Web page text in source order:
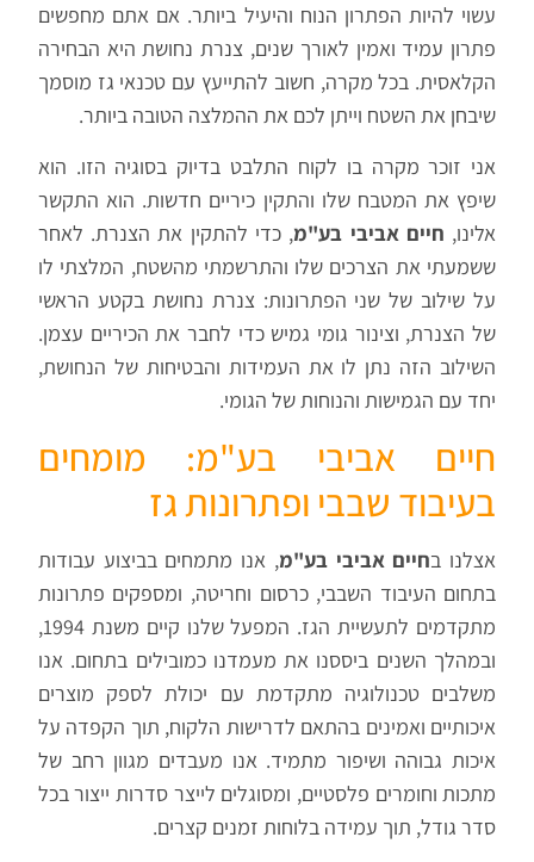
עשוי להיות הפתרון הנוח והיעיל ביותר. אם אתם מחפשים
פתרון עמיד ואמין לאורך שנים, צנרת נחושת היא הבחירה
הקלאסית. בכל מקרה, חשוב להתייעץ עם טכנאי גז מוסמך
שיבחן את השטח וייתן לכם את ההמלצה הטובה ביותר.
אני זוכר מקרה בו לקוח התלבט בדיוק בסוגיה הזו. הוא
שיפץ את המטבח שלו והתקין כיריים חדשות. הוא התקשר
אלינו, חיים אביבי בע"מ, כדי להתקין את הצנרת. לאחר
ששמעתי את הצרכים שלו והתרשמתי מהשטח, המלצתי לו
על שילוב של שני הפתרונות: צנרת נחושת בקטע הראשי
של הצנרת, וצינור גומי גמיש כדי לחבר את הכיריים עצמן.
השילוב הזה נתן לו את העמידות והבטיחות של הנחושת,
יחד עם הגמישות והנוחות של הגומי.
חיים אביבי בע"מ: מומחים
בעיבוד שבבי ופתרונות גז
אצלנו בחיים אביבי בע"מ, אנו מתמחים בביצוע עבודות
בתחום העיבוד השבבי, כרסום וחריטה, ומספקים פתרונות
מתקדמים לתעשיית הגז. המפעל שלנו קיים משנת 1994,
ובמהלך השנים ביססנו את מעמדנו כמובילים בתחום. אנו
משלבים טכנולוגיה מתקדמת עם יכולת לספק מוצרים
איכותיים ואמינים בהתאם לדרישות הלקוח, תוך הקפדה על
איכות גבוהה ושיפור מתמיד. אנו מעבדים מגוון רחב של
מתכות וחומרים פלסטיים, ומסוגלים לייצר סדרות ייצור בכל
סדר גודל, תוך עמידה בלוחות זמנים קצרים.